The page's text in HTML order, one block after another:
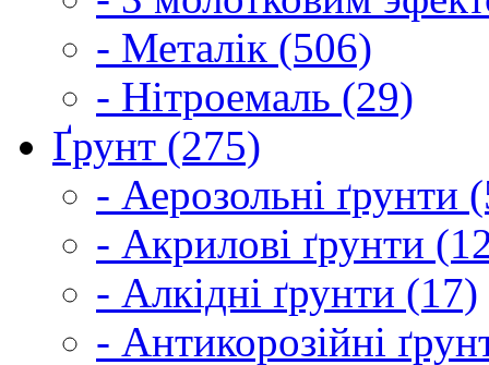
- Металік (506)
- Нітроемаль (29)
Ґрунт (275)
- Аерозольні ґрунти
- Акрилові ґрунти
- Алкідні ґрунти (17)
- Антикорозійні